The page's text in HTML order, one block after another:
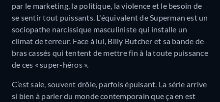
par le marketing, la politique, la violence et le besoin de
se sentir tout puissants. L'équivalent de Superman est un
sociopathe narcissique masculiniste qui installe un
climat de terreur. Face à lui, Billy Butcher et sa bande de
bras cassés qui tentent de mettre fin à la toute puissance
de ces « super-héros ».
C’est sale, souvent drôle, parfois épuisant. La série arrive
si bien à parler du monde contemporain que ça en est